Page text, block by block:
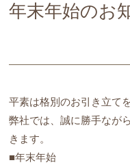
年末年始のお
平素は格別のお引き立て
弊社では、誠に勝手なが
きます。
■年末年始